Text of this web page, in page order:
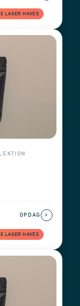
LAGER HAVES
LAGER HAVES
OPDAG ›